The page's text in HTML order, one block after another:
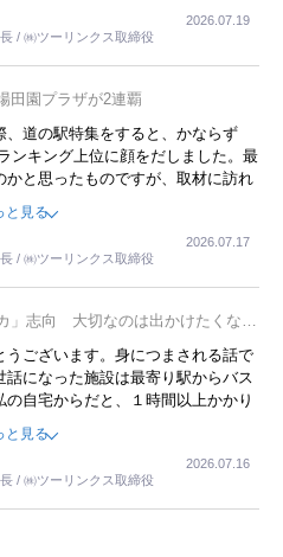
/ ㈱ツーリンクス取締役
2026.07.19
田園プラザが2連覇
道の駅特集をすると、かならず
ンキング上位に顔をだしました。最
と思ったものですが、取材に訪れ
ら、興味深い話が次々が飛び出しま
い出すことが２つあります。一つ
を見学させ、サービス業、接客業
です。 もう一つは1800円もする
あたり、社内に懸念もあったそう
ンバーの高級外車が停まっている
ると確信したそうです。今回の記
と見る
/ ㈱ツーリンクス取締役
2026.07.17
」志向 大切なのは出かけたくなる
ございます。身につまされる話で
になった施設は最寄り駅からバス
自宅からだと、１時間以上かかり
理由で、その施設を選択したので
ででした。シニアの住まい選び
家族の足の便も考えない外池ない
と見る
/ ㈱ツーリンクス取締役
2026.07.16